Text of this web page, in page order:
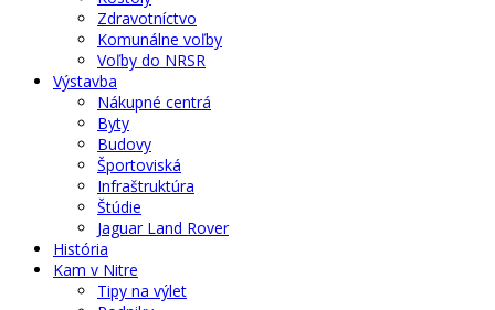
Zdravotníctvo
Komunálne voľby
Voľby do NRSR
Výstavba
Nákupné centrá
Byty
Budovy
Športoviská
Infraštruktúra
Štúdie
Jaguar Land Rover
História
Kam v Nitre
Tipy na výlet